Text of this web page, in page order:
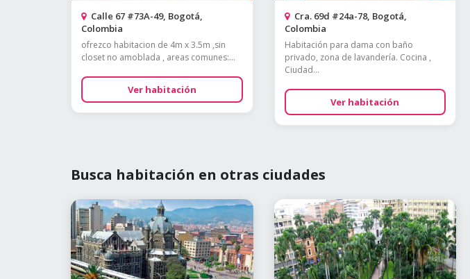
Calle 67 #73A-49, Bogotá,
Colombia
ofrezco habitacion de 4m x 3.5m ,sin
closet no amoblada , areas comunes:...
Ver habitación
Cra. 69d #24a-78, Bogotá,
Colombia
Habitación para dama con baño
privado, zona de lavandería. Cocina ,
Ciudad...
Ver habitación
Busca habitación en otras ciudades